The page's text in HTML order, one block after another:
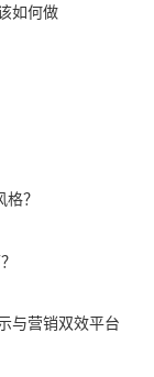
如何做
？
与营销双效平台